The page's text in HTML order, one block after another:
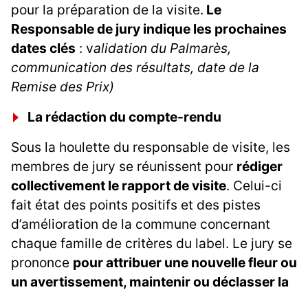
pour la préparation de la visite. Le
Responsable de jury indique les prochaines
dates clés : validation du Palmarès,
communication des résultats, date de la
Remise des Prix)
La rédaction du compte-rendu
Sous la houlette du responsable de visite, les
membres de jury se réunissent pour rédiger
collectivement le rapport de visite. Celui-ci
fait état des points positifs et des pistes
d’amélioration de la commune concernant
chaque famille de critères du label. Le jury se
prononce pour attribuer une nouvelle fleur ou
un avertissement, maintenir ou déclasser la